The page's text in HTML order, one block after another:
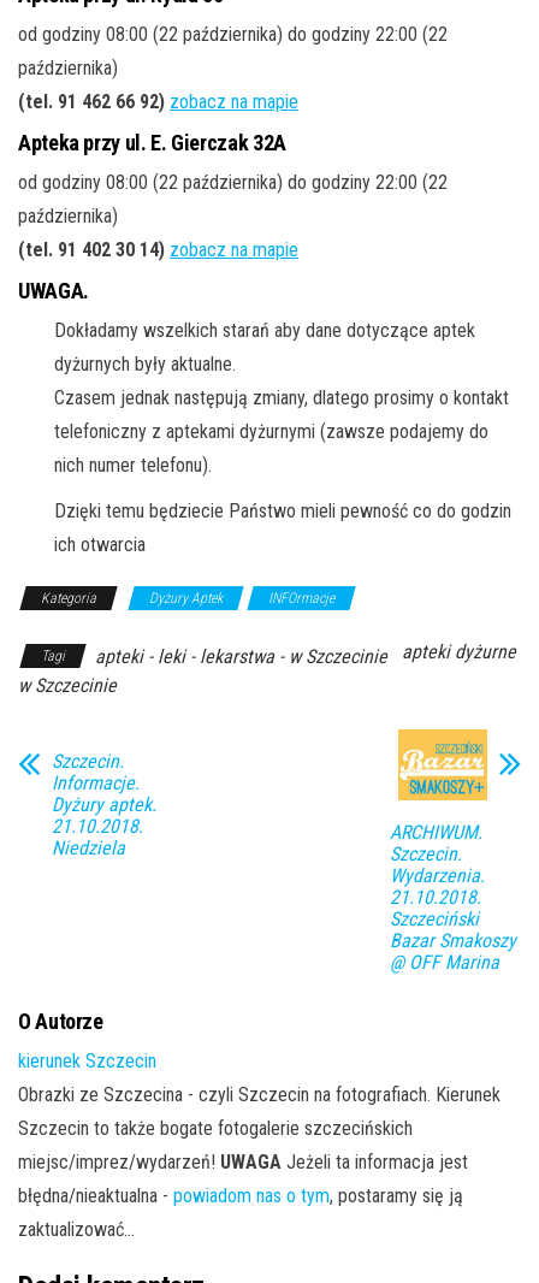
od godziny 08:00 (22 października) do godziny 22:00 (22
października)
(tel. 91 462 66 92) zobacz na mapie
Apteka przy ul. E. Gierczak 32A
od godziny 08:00 (22 października) do godziny 22:00 (22
października)
(tel. 91 402 30 14) zobacz na mapie
UWAGA.
Dokładamy wszelkich starań aby dane dotyczące aptek
dyżurnych były aktualne.
Czasem jednak następują zmiany, dlatego prosimy o kontakt
telefoniczny z aptekami dyżurnymi (zawsze podajemy do
nich numer telefonu).
Dzięki temu będziecie Państwo mieli pewność co do godzin
ich otwarcia
Kategoria Dyżury Aptek INFOrmacje
Tagi apteki - leki - lekarstwa - w Szczecinie
apteki dyżurne
w Szczecinie
Szczecin.
Informacje.
Dyżury aptek.
21.10.2018.
Niedziela
ARCHIWUM.
Szczecin.
Wydarzenia.
21.10.2018.
Szczeciński
Bazar Smakoszy
@ OFF Marina
O Autorze
kierunek Szczecin
Obrazki ze Szczecina - czyli Szczecin na fotografiach. Kierunek
Szczecin to także bogate fotogalerie szczecińskich
miejsc/imprez/wydarzeń! UWAGA Jeżeli ta informacja jest
błędna/nieaktualna - powiadom nas o tym, postaramy się ją
zaktualizować...